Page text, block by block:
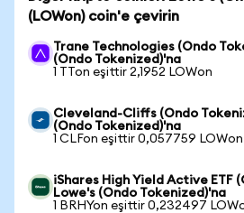
(LOWon) coin'e çevirin
Trane Technologies (Ondo
(Ondo Tokenized)'na
1 TTon eşittir 2,1952 LOWon
Cleveland-Cliffs (Ondo
(Ondo Tokenized)'na
1 CLFon eşittir 0,057759 LOWon
iShares High Yield Active ETF
Lowe's (Ondo Tokenized)'na
1 BRHYon eşittir 0,232497